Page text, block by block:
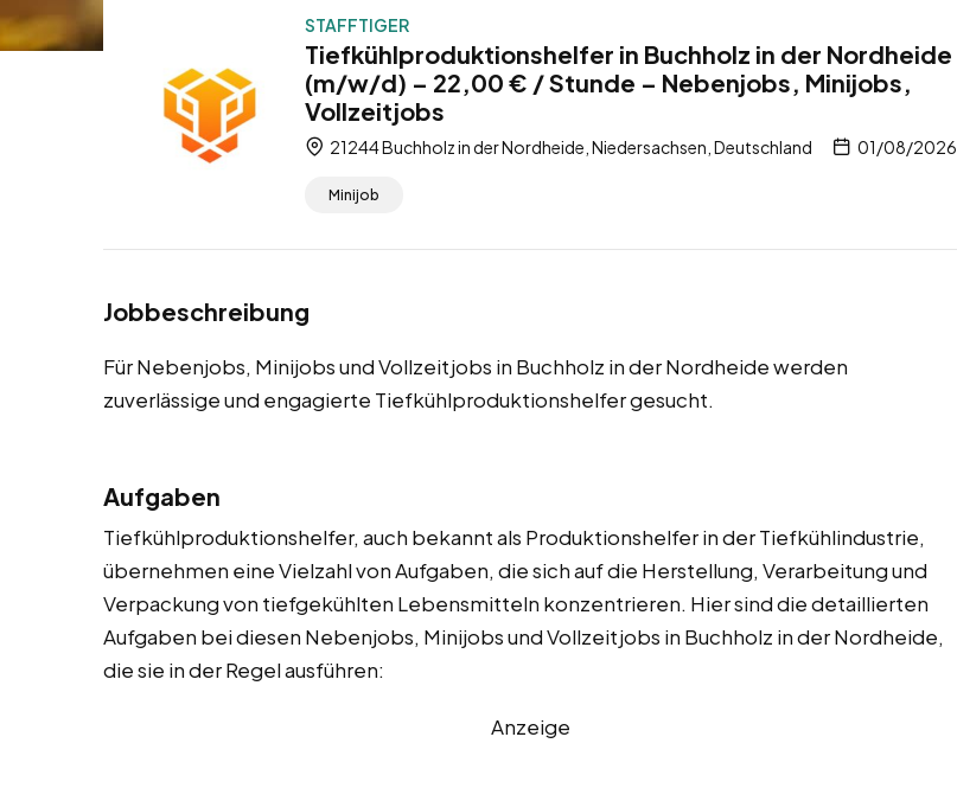
STAFFTIGER
Tiefkühlproduktionshelfer in Buchholz in der Nordheide
(m/w/d) – 22,00 € / Stunde – Nebenjobs, Minijobs,
Vollzeitjobs
21244 Buchholz in der Nordheide, Niedersachsen, Deutschland 01/08/2026
Minijob
Jobbeschreibung
Für Nebenjobs, Minijobs und Vollzeitjobs in Buchholz in der Nordheide werden
zuverlässige und engagierte Tiefkühlproduktionshelfer gesucht.
Aufgaben
Tiefkühlproduktionshelfer, auch bekannt als Produktionshelfer in der Tiefkühlindustrie,
übernehmen eine Vielzahl von Aufgaben, die sich auf die Herstellung, Verarbeitung und
Verpackung von tiefgekühlten Lebensmitteln konzentrieren. Hier sind die detaillierten
Aufgaben bei diesen Nebenjobs, Minijobs und Vollzeitjobs in Buchholz in der Nordheide,
die sie in der Regel ausführen:
Anzeige